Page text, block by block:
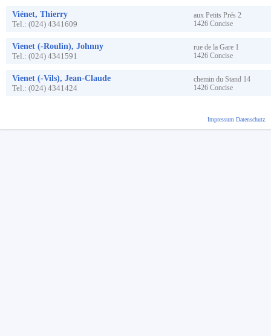
Viénet, Thierry
Tel.: (024) 4341609
aux Petits Prés 2
1426 Concise
Vienet (-Roulin), Johnny
Tel.: (024) 4341591
rue de la Gare 1
1426 Concise
Vienet (-Vils), Jean-Claude
Tel.: (024) 4341424
chemin du Stand 14
1426 Concise
Impressum Datenschutz